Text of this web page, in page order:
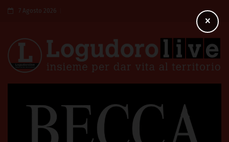
7 Agosto 2026
×